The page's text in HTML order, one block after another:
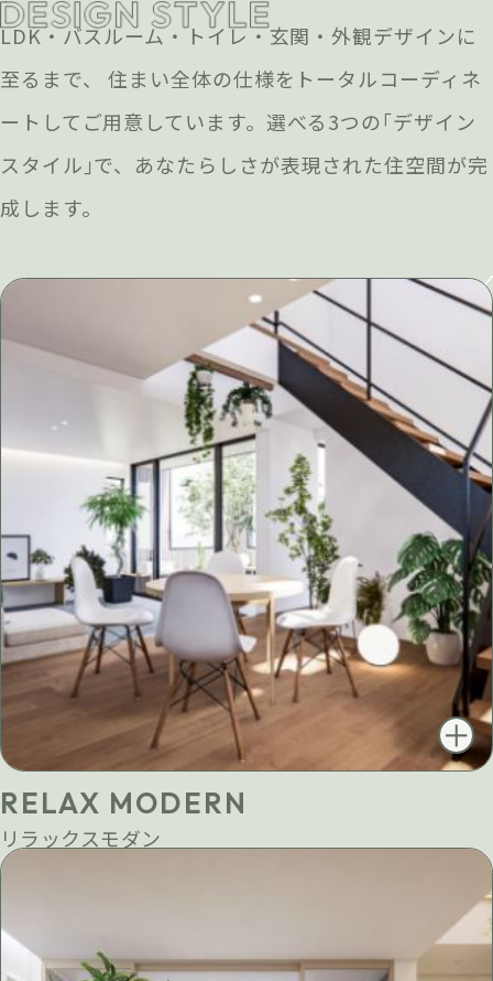
LDK・バスルーム・トイレ・玄関・外観デザインに
至るまで、 住まい全体の仕様をトータルコーディネ
ートしてご用意しています。選べる3つの｢デザイン
スタイル｣で、あなたらしさが表現された住空間が完
成します。
RELAX MODERN
リラックスモダン